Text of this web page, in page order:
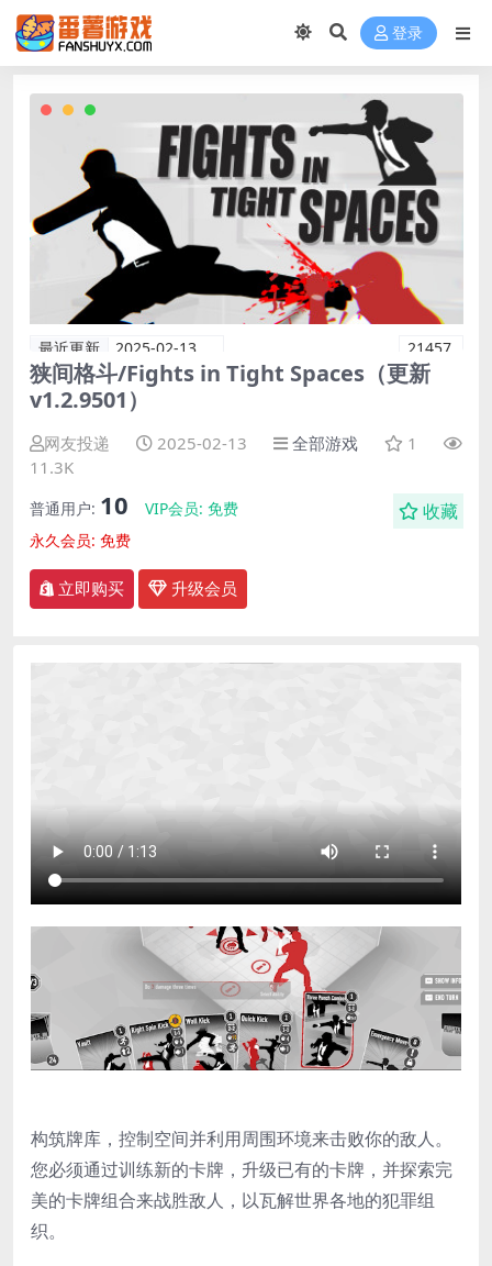
登录
最近更新 2025-02-13 21457
狭间格斗/Fights in Tight Spaces（更新
v1.2.9501）
网友投递 2025-02-13 全部游戏
1
11.3K
普通用户: 10 VIP会员: 免费
永久会员: 免费
收藏
立即购买 升级会员
构筑牌库，控制空间并利用周围环境来击败你的敌人。
您必须通过训练新的卡牌，升级已有的卡牌，并探索完
美的卡牌组合来战胜敌人，以瓦解世界各地的犯罪组
织。